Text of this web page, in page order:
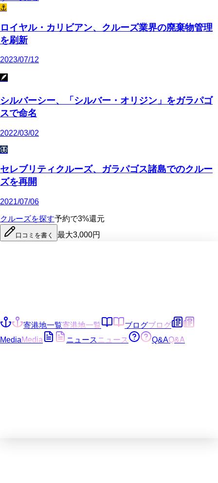
⚓
ロイヤル・カリビアン、クルーズ業界の廃棄物管理
を刷新
2023/07/12
🪶
シルバーシー、「シルバー・オリジン」をガラパゴ
スで命名
2022/03/02
🦋
セレブリティクルーズ、ガラパゴス諸島でのクルー
ズを再開
2021/07/06
クルーズを探す予約で3%還元
口コミを書く 最大3,000円
寄港地一覧寄港地一覧 ブログブログ
MediaMedia ニュース ニュース Q&AQ&A